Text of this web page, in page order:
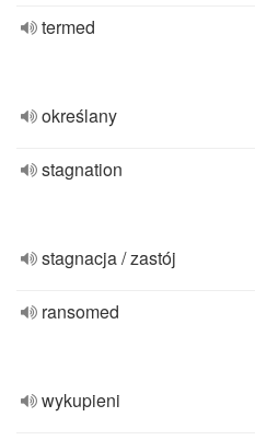
termed
określany
stagnation
stagnacja / zastój
ransomed
wykupieni